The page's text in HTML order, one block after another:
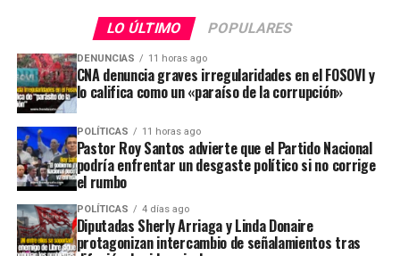
LO ÚLTIMO POPULARES
DENUNCIAS 11 horas ago
CNA denuncia graves irregularidades en el FOSOVI y
lo califica como un «paraíso de la corrupción»
POLÍTICAS 11 horas ago
Pastor Roy Santos advierte que el Partido Nacional
podría enfrentar un desgaste político si no corrige
el rumbo
POLÍTICAS 4 días ago
Diputadas Sherly Arriaga y Linda Donaire
protagonizan intercambio de señalamientos tras